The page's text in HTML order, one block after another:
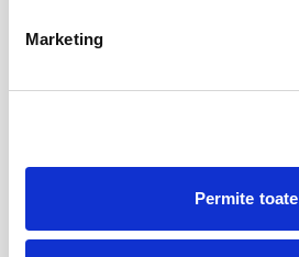
Marketing
Permite toate
Perfect Necăsătoriți
Bucuresti